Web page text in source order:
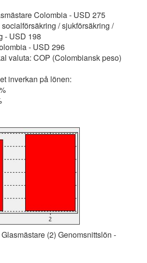
Colombia - USD 275
/ sjukförsäkring /
- USD 198
- USD 296
valuta: COP (Colombiansk peso)
inverkan på lönen:
(2) Genomsnittslön -